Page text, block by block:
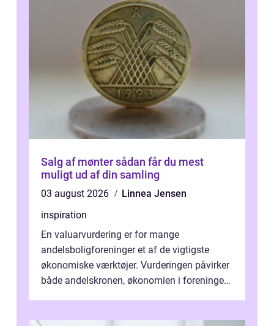
Salg af mønter sådan får du mest
muligt ud af din samling
03 august 2026
Linnea Jensen
inspiration
En valuarvurdering er for mange
andelsboligforeninger et af de vigtigste
økonomiske værktøjer. Vurderingen påvirker
både andelskronen, økonomien i foreningen